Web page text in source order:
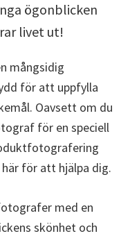
ögonblicken
livet ut!
mångsidig
för att uppfylla
Oavsett om du
för en speciell
för att hjälpa dig.
med en
skönhet och